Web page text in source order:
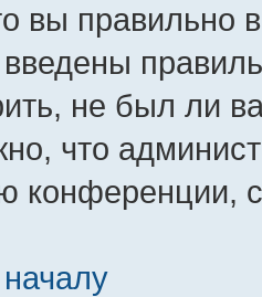
вы правильно
не был ли
что
конференции,